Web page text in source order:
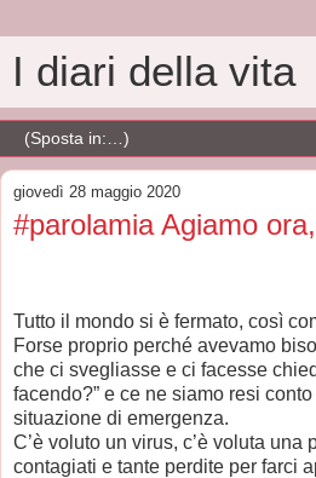
I diari della vita
giovedì 28 maggio 2020
#parolamia Agiamo
Tutto il mondo si è fermato, così
Forse proprio perché avevamo
che ci svegliasse e ci facesse
facendo?” e ce ne siamo resi
situazione di emergenza.
C’è voluto un virus, c’è voluta una
contagiati e tante perdite per farci